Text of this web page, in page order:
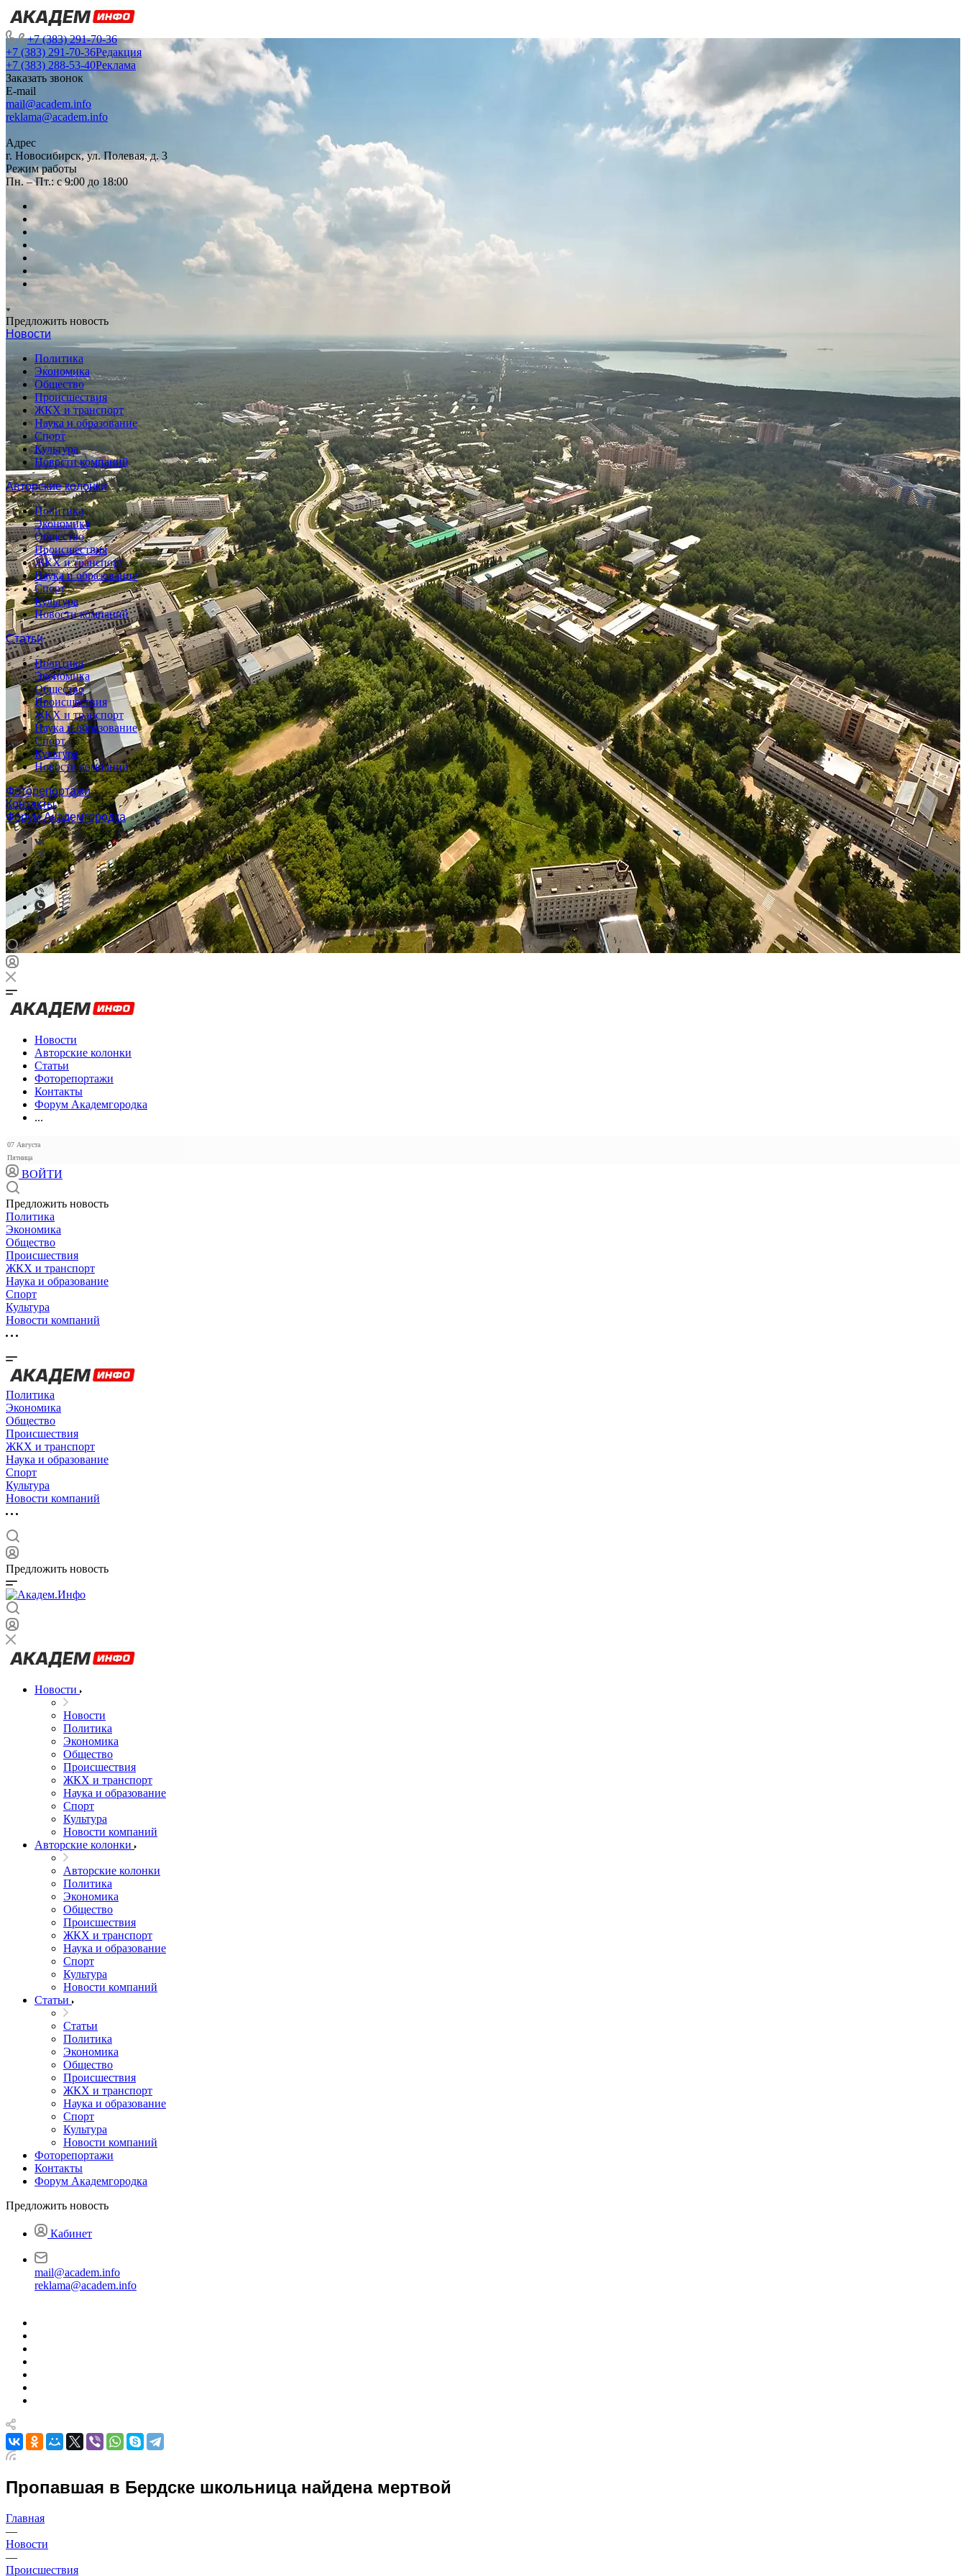
+7 (383) 291-70-36
+7 (383) 291-70-36Редакция
+7 (383) 288-53-40Реклама
Заказать звонок
E-mail
mail@academ.info
reklama@academ.info
Адрес
г. Новосибирск, ул. Полевая, д. 3
Режим работы
Пн. – Пт.: с 9:00 до 18:00
Предложить новость
Новости
Политика
Экономика
Общество
Происшествия
ЖКХ и транспорт
Наука и образование
Спорт
Культура
Новости компаний
Авторские колонки
Политика
Экономика
Общество
Происшествия
ЖКХ и транспорт
Наука и образование
Спорт
Культура
Новости компаний
Статьи
Политика
Экономика
Общество
Происшествия
ЖКХ и транспорт
Наука и образование
Спорт
Культура
Новости компаний
Фоторепортажи
Контакты
Форум Академгородка
Новости
Авторские колонки
Статьи
Фоторепортажи
Контакты
Форум Академгородка
...
07 Августа
Пятница
ВОЙТИ
Предложить новость
Политика
Экономика
Общество
Происшествия
ЖКХ и транспорт
Наука и образование
Спорт
Культура
Новости компаний
Политика
Экономика
Общество
Происшествия
ЖКХ и транспорт
Наука и образование
Спорт
Культура
Новости компаний
Предложить новость
Новости
Новости
Политика
Экономика
Общество
Происшествия
ЖКХ и транспорт
Наука и образование
Спорт
Культура
Новости компаний
Авторские колонки
Авторские колонки
Политика
Экономика
Общество
Происшествия
ЖКХ и транспорт
Наука и образование
Спорт
Культура
Новости компаний
Статьи
Статьи
Политика
Экономика
Общество
Происшествия
ЖКХ и транспорт
Наука и образование
Спорт
Культура
Новости компаний
Фоторепортажи
Контакты
Форум Академгородка
Предложить новость
Кабинет
mail@academ.info
reklama@academ.info
Пропавшая в Бердске школьница найдена мертвой
Главная
—
Новости
—
Происшествия